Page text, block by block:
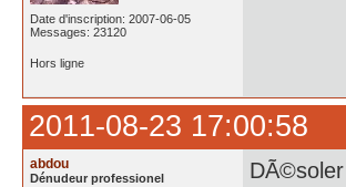
Date d'inscription: 2007-06-05
Messages: 23120
Hors ligne
2011-08-23 17:00:58
abdou
Dénudeur professionel